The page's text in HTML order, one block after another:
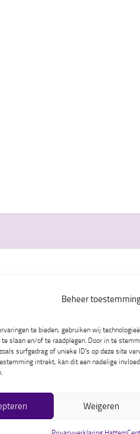
Beheer
te bieden, gebruiken wij
te slaan en/of te raadplegen. Door in te
surfgedrag of unieke ID's op deze site
intrekt, kan dit een nadelige
Weigeren